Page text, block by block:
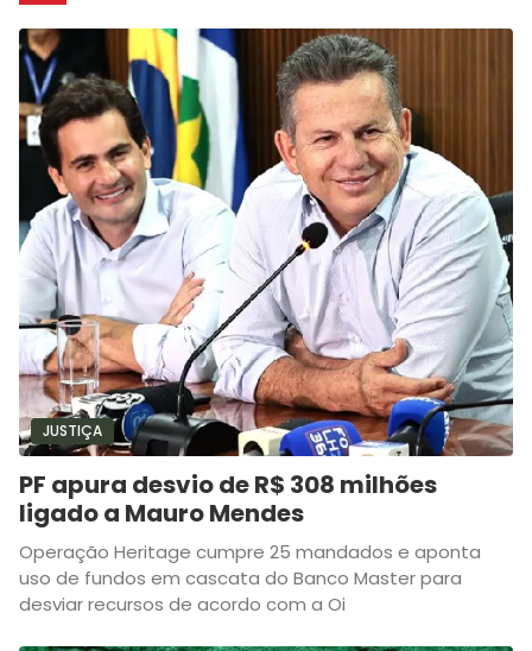
JUSTIÇA
PF apura desvio de R$ 308 milhões
ligado a Mauro Mendes
Operação Heritage cumpre 25 mandados e aponta
uso de fundos em cascata do Banco Master para
desviar recursos de acordo com a Oi